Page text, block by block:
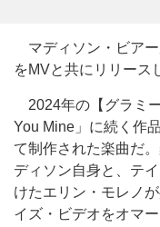
マディソン・ビアー
をMVと共にリリース
2024年の【グラミ
You Mine」に続く作
て制作された楽曲だ
ディソン自身と、テ
けたエリン・モレノ
イズ・ビデオをオマ